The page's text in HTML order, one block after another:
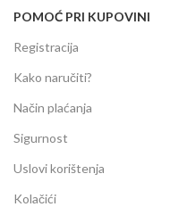
POMOĆ PRI KUPOVINI
Registracija
Kako naručiti?
Način plaćanja
Sigurnost
Uslovi korištenja
Kolačići